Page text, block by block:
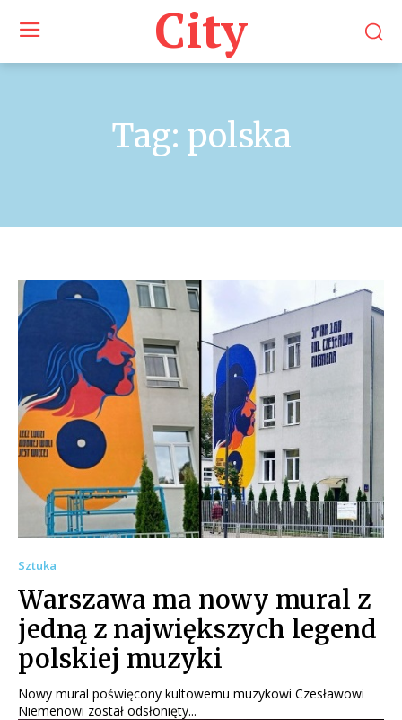
City
Tag: polska
Sztuka
Warszawa ma nowy mural z
jedną z największych legend
polskiej muzyki
Nowy mural poświęcony kultowemu muzykowi Czesławowi
Niemenowi został odsłonięty...